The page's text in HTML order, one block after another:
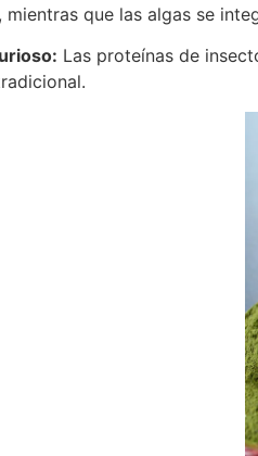
mientras que las algas se
Las proteínas de